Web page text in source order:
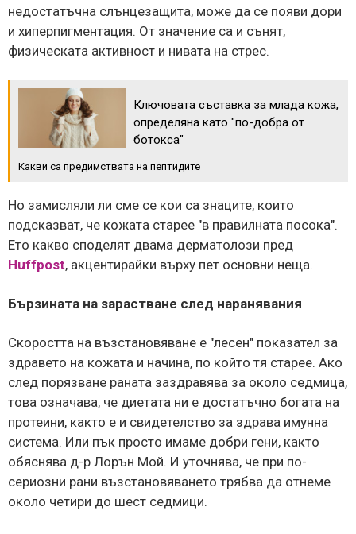
недостатъчна слънцезащита, може да се появи дори
и хиперпигментация. От значение са и сънят,
физическата активност и нивата на стрес.
Ключовата съставка за млада кожа,
определяна като "по-добра от
ботокса"
Какви са предимствата на пептидите
Но замисляли ли сме се кои са знаците, които
подсказват, че кожата старее "в правилната посока".
Ето какво споделят двама дерматолози пред
Huffpost, акцентирайки върху пет основни неща.
Бързината на зарастване след наранявания
Скоростта на възстановяване е "лесен" показател за
здравето на кожата и начина, по който тя старее. Ако
след порязване раната заздравява за около седмица,
това означава, че диетата ни е достатъчно богата на
протеини, както е и свидетелство за здрава имунна
система. Или пък просто имаме добри гени, както
обяснява д-р Лорън Мой. И уточнява, че при по-
сериозни рани възстановяването трябва да отнеме
около четири до шест седмици.